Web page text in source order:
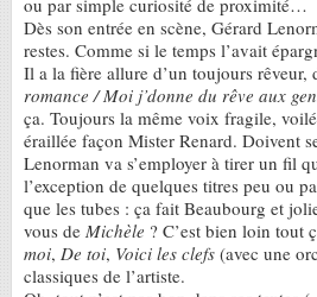
Dès son entrée en scène, Gérard
restes. Comme si le temps l’avait
Il a la fière allure d’un toujours
romance / Moi j’donne du rêve aux
ça. Toujours la même voix fragile,
éraillée façon Mister Renard. Doivent
Lenorman va s’employer à tirer un fil
l’exception de quelques titres peu ou
que les tubes : ça fait Beaubourg et
vous de Michèle ? C’est bien loin tout
moi, De toi, Voici les clefs (avec une
classiques de l’artiste.